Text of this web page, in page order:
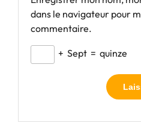
dans le navigateur pour
commentaire.
+ Sept = quinze